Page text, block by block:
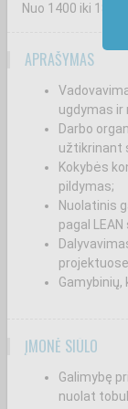
Nuo 1400 iki 1800
APRAŠYMAS
ugdymas ir
Darbo
užtikrinant
Kokybės
pildymas;
Nuolatinis
pagal
Gamybinių,
ĮMONĖ SIŪLO
Galimybę
nuolat